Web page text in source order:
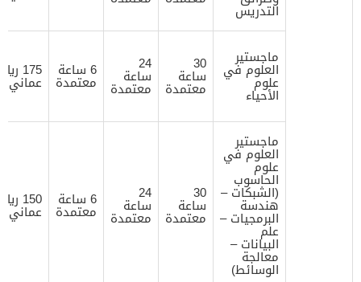
التدريس
ماجستير
العلوم في
علوم
الأحياء
30
ساعة
معتمدة
24
ساعة
معتمدة
6 ساعة
معتمدة
175 ريال
عماني
ماجستير
العلوم في
علوم
الحاسوب
(الشبكات –
هندسة
البرمجيات –
علم
البيانات –
معالجة
الوسائط)
30
ساعة
معتمدة
24
ساعة
معتمدة
6 ساعة
معتمدة
150 ريال
عماني